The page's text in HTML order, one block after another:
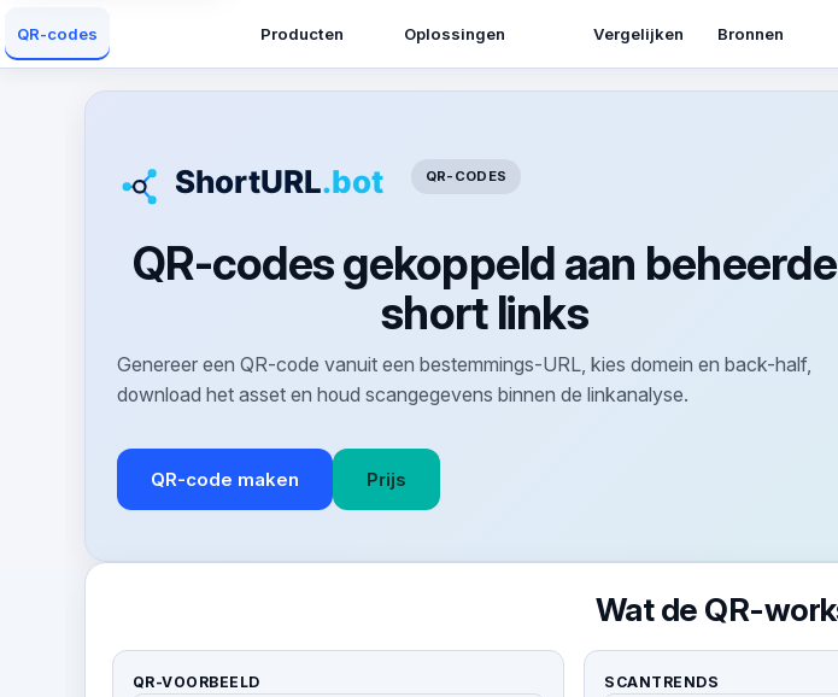
QR-codes Producten Oplossingen Vergelijken Bronnen
QR-CODES
QR-codes gekoppeld aan beheerde
short links
Genereer een QR-code vanuit een bestemmings-URL, kies domein en back-half,
download het asset en houd scangegevens binnen de linkanalyse.
QR-code maken Prijs
Wat de QR-
QR-VOORBEELD SCANTRENDS